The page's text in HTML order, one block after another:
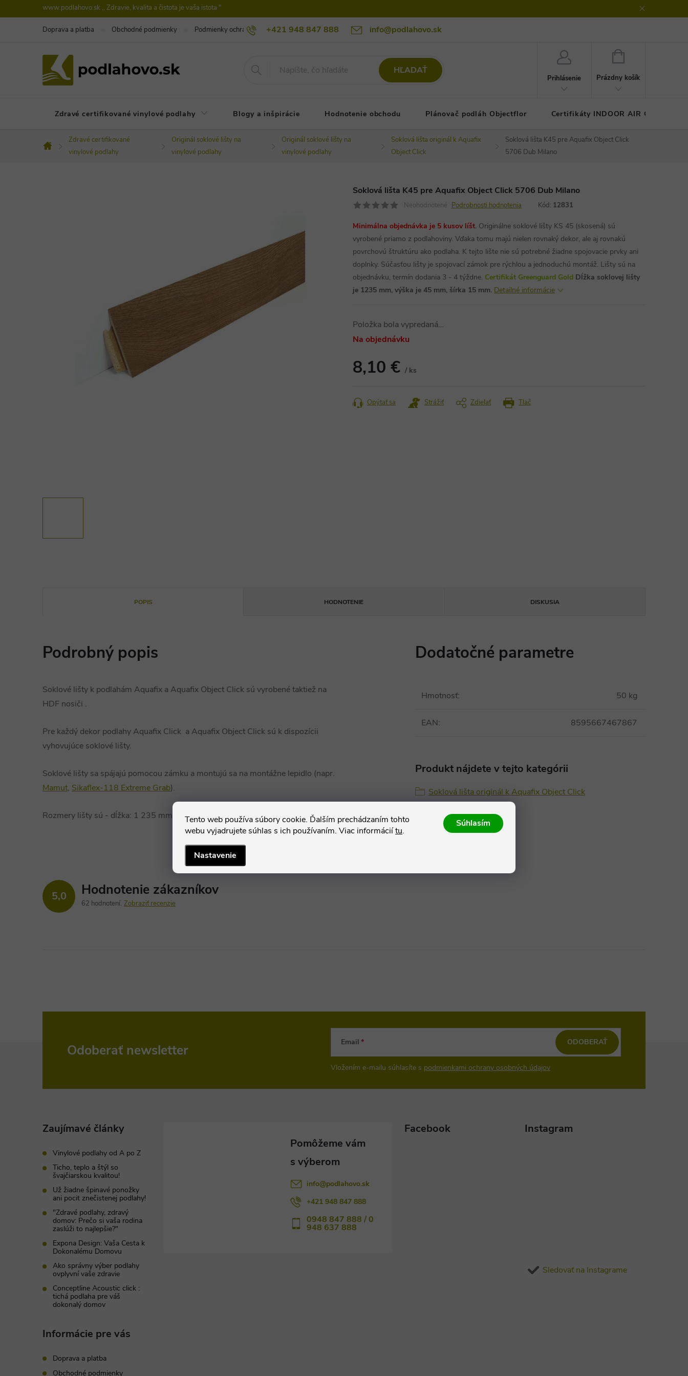
Tento web používa súbory cookie. Ďalším prechádzaním tohto
webu vyjadrujete súhlas s ich používaním. Viac informáciítu.
Nastavenie
Súhlasím
na
www.podlahovo.sk ,, Zdravie, kvalita a čistota je vaša istota "
+421 948 847 888 info@podlahovo.sk
Doprava a platba Obchodné podmienky Podmienky ochrany osobných údajov podlahovo.sk Reklamačné podmienky
HĽADAŤ
Prihlásenie
NÁKUPNÝ
Prázdny košík
Zdravé certifikované vinylové podlahy Blogy a inšpirácie Hodnotenie obchodu Plánovač podláh Objectflor Certifikáty INDOOR AIR COMFORT
Domov
Zdravé certifikované
vinylové podlahy
Originál soklové lišty na
vinylové podlahy
Originál soklové lišty na
vinylové podlahy
Soklová lišta originál k Aquafix
Object Click
Soklová lišta K45 pre Aquafix Object Click
5706 Dub Milano
Soklová lišta K45 pre Aquafix Object Click 5706 Dub Milano
Neohodnotené Podrobnosti hodnotenia Kód: 12831
Minimálna objednávka je 5 kusov líšt. Originálne soklové lišty KS 45 (skosená) sú
vyrobené priamo z podlahoviny. Vďaka tomu majú nielen rovnaký dekor, ale aj rovnakú
povrchovú štruktúru ako podlaha. K tejto lište nie sú potrebné žiadne spojovacie prvky ani
doplnky. Súčasťou lišty je spojovací zámok pre rýchlou a jednoduchú montáž. Lišty sú na
objednávku, termín dodania 3 - 4 týždne. Certifikát Greenguard Gold Dĺžka soklovej lišty
je 1235 mm, výška je 45 mm, šírka 15 mm. Detailné informácie
Položka bola vypredaná…
Na objednávku
8,10 € / ks
Tlač
Opýtať sa Strážiť Zdieľať
POPIS HODNOTENIE DISKUSIA
Podrobný popis
Soklové lišty k podlahám Aquafix a Aquafix Object Click sú vyrobené taktiež na
HDF nosiči .
Pre každý dekor podlahy Aquafix Click a Aquafix Object Click sú k dispozícii
vyhovujúce soklové lišty.
Soklové lišty sa spájajú pomocou zámku a montujú sa na montážne lepidlo (napr.
Mamut, Sikaflex-118 Extreme Grab).
Rozmery lišty sú - dĺžka: 1 235 mm, výška: 45 mm
Dodatočné parametre
Hmotnosť: 50 kg
EAN: 8595667467867
Produkt nájdete v tejto kategórii
Soklová lišta originál k Aquafix Object Click
5,0 Hodnotenie zákazníkov
62 hodnotení Zobraziť recenzie
Odoberať newsletter Email
Vložením e-mailu súhlasíte s podmienkami ochrany osobných údajov
ODOBERAŤ
Zaujímavé články
Vinylové podlahy od A po Z
Ticho, teplo a štýl so
švajčiarskou kvalitou!
Už žiadne špinavé ponožky
ani pocit znečistenej podlahy!
"Zdravé podlahy, zdravý
domov: Prečo si vaša rodina
zaslúži to najlepšie?"
Expona Design: Vaša Cesta k
Dokonalému Domovu
Ako správny výber podlahy
ovplyvní vaše zdravie
Conceptline Acoustic click :
tichá podlaha pre váš
dokonalý domov
info@podlahovo.sk
+421 948 847 888
0948 847 888 / 0
948 637 888
Facebook Instagram
Sledovať na Instagrame
Informácie pre vás
Doprava a platba
Obchodné podmienky